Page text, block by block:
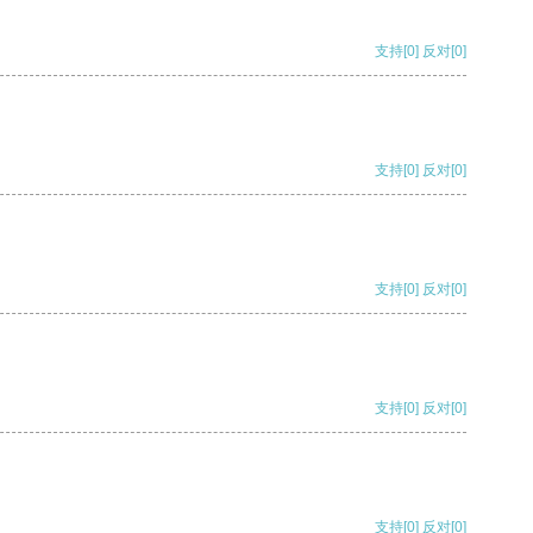
支持[0] 反对[0]
支持[0] 反对[0]
支持[0] 反对[0]
支持[0] 反对[0]
支持[0] 反对[0]